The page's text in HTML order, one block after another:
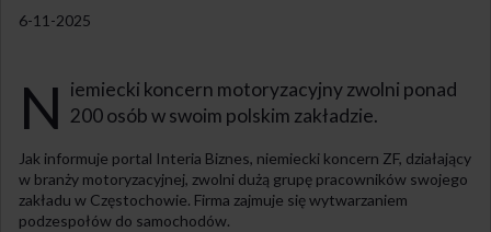
6-11-2025
N iemiecki koncern motoryzacyjny zwolni ponad
200 osób w swoim polskim zakładzie.
Jak informuje portal Interia Biznes, niemiecki koncern ZF, działający
w branży motoryzacyjnej, zwolni dużą grupę pracowników swojego
zakładu w Częstochowie. Firma zajmuje się wytwarzaniem
podzespołów do samochodów.